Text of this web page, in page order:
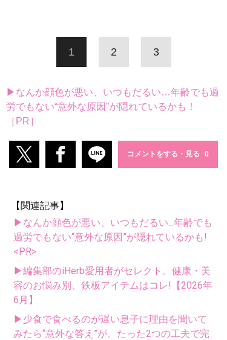
1 2 3
▶なんか顔色が悪い、いつもだるい…年齢でも過
労でもない“意外な原因”が隠れているかも！
［PR］
コメントをする・見る
【関連記事】
▶なんか顔色が悪い、いつもだるい...年齢でも
過労でもない“意外な原因”が隠れているかも!
<PR>
▶編集部のiHerb愛用者がセレクト。健康・美
容のお悩み別、鉄板アイテムはコレ!【2026年
6月】
▶少食で食べるのが遅い息子に理由を聞いて
みたら“意外な答え”が。たった2つの工夫で完